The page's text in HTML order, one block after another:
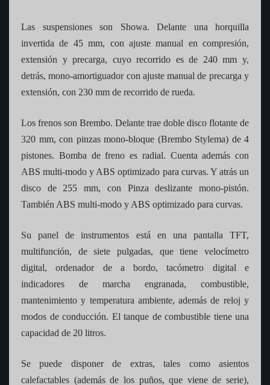
Las suspensiones son Showa. Delante una horquilla
invertida de 45 mm, con ajuste manual en compresión,
extensión y precarga, cuyo recorrido es de 240 mm y,
detrás, mono-amortiguador con ajuste manual de precarga y
extensión, con 230 mm de recorrido de rueda.
Los frenos son Brembo. Delante trae doble disco flotante de
320 mm, con pinzas mono-bloque (Brembo Stylema) de 4
pistones. Bomba de freno es radial. Cuenta además con
ABS multi-modo y ABS optimizado para curvas. Y atrás un
disco de 255 mm, con Pinza deslizante mono-pistón.
También ABS multi-modo y ABS optimizado para curvas.
Su panel de instrumentos está en una pantalla TFT,
multifunción, de siete pulgadas, que tiene velocímetro
digital, ordenador de a bordo, tacómetro digital e
indicadores de marcha engranada, combustible,
mantenimiento y temperatura ambiente, además de reloj y
modos de conducción. El tanque de combustible tiene una
capacidad de 20 litros.
Se puede disponer de extras, tales como asientos
calefactables (además de los puños, que viene de serie),